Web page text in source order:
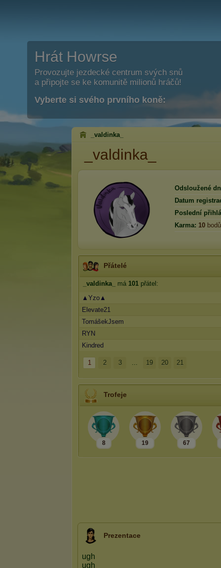
Hrát Howrse
Provozujte jezdecké centrum svých snů
a připojte se ke komunitě milionů hráčů!
Vyberte si svého prvního koně:
_valdinka_
_valdinka_
Odsloužené
Datum
Poslední
Karma: 10 bodů
Přátelé
_valdinka_ má 101 přátel:
▲Yzo▲
Elevate21
TomášekJsem
RYN
Kindred
1 2 3 ... 19 20 21
Trofeje
8 19 67
Prezentace